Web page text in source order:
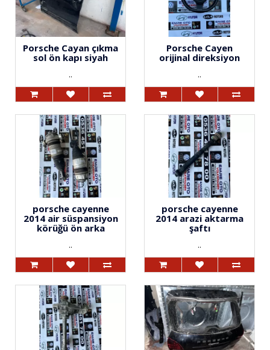
Porsche Cayan çıkma
sol ön kapı siyah
..
Porsche Cayen
orijinal direksiyon
..
porsche cayenne
2014 air süspansiyon
körüğü ön arka
..
porsche cayenne
2014 arazi aktarma
şaftı
..